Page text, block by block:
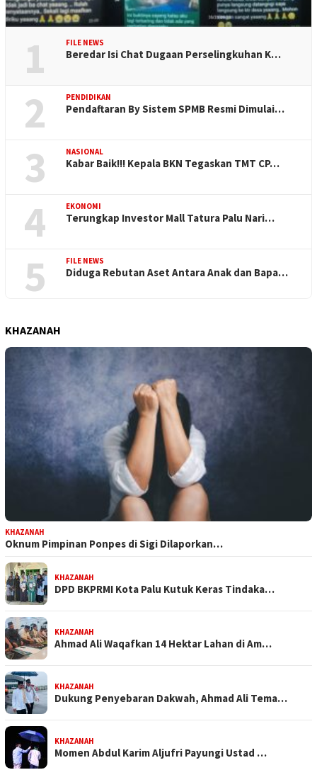
1 FILE NEWS
Beredar Isi Chat Dugaan Perselingkuhan K…
2 PENDIDIKAN
Pendaftaran By Sistem SPMB Resmi Dimulai…
3 NASIONAL
Kabar Baik!!! Kepala BKN Tegaskan TMT CP…
4 EKONOMI
Terungkap Investor Mall Tatura Palu Nari…
5 FILE NEWS
Diduga Rebutan Aset Antara Anak dan Bapa…
KHAZANAH
KHAZANAH
Oknum Pimpinan Ponpes di Sigi Dilaporkan…
KHAZANAH
DPD BKPRMI Kota Palu Kutuk Keras Tindaka…
KHAZANAH
Ahmad Ali Waqafkan 14 Hektar Lahan di Am…
KHAZANAH
Dukung Penyebaran Dakwah, Ahmad Ali Tema…
KHAZANAH
Momen Abdul Karim Aljufri Payungi Ustad …